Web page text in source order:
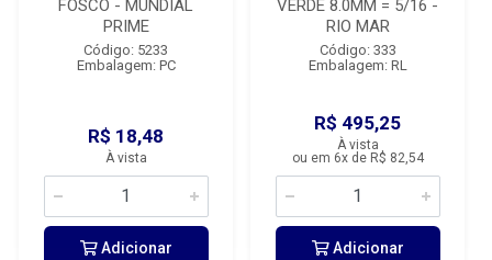
FOSCO - MUNDIAL
PRIME
Código: 5233
Embalagem: PC
R$ 18,48
À vista
Adicionar
VERDE 8.0MM = 5/16 -
RIO MAR
Código: 333
Embalagem: RL
R$ 495,25
À vista
ou em 6x de R$ 82,54
Adicionar